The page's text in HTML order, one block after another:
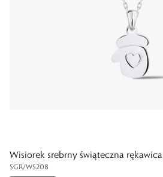
Wisiorek srebrny świąteczna rękawica
SGR/WS208